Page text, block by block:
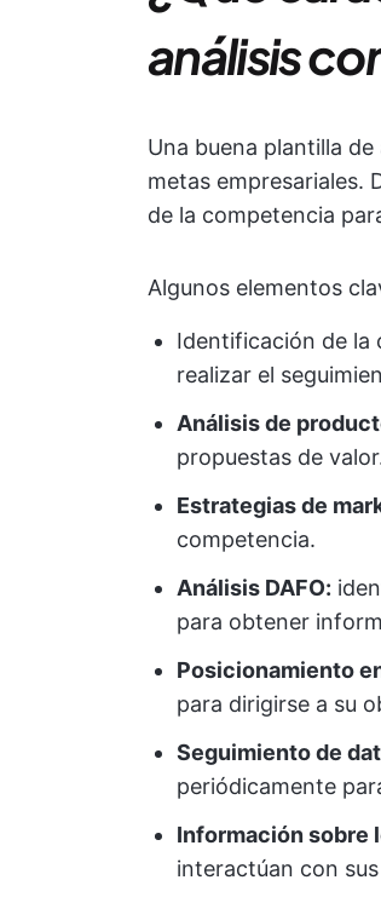
análisis
Una buena plantilla
metas empresariales.
de la competencia
Algunos elementos
Identificación de la
realizar el
Análisis de
propuestas de
Estrategias de
competencia.
Análisis DAFO:
para obtener
Posicionamiento
para dirigirse a su
Seguimiento de
periódicamente
Información sobre
interactúan con